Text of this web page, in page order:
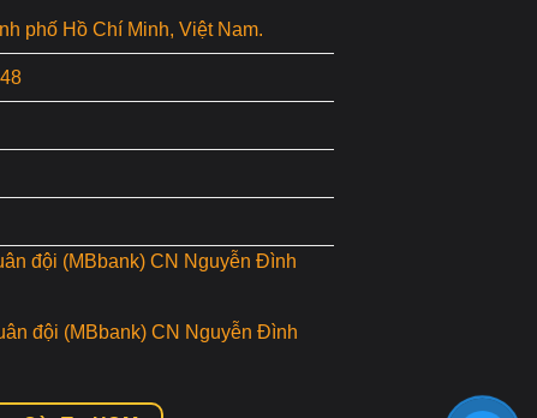
phố Hồ Chí Minh, Việt Nam.
đội (MBbank) CN Nguyễn Đình
đội (MBbank) CN Nguyễn Đình